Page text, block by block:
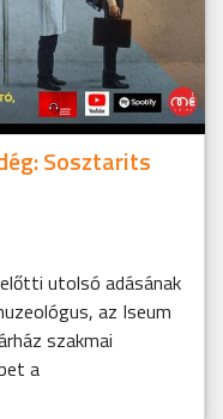
Sosztarits
utolsó adásának
az Iseum
szakmai
a